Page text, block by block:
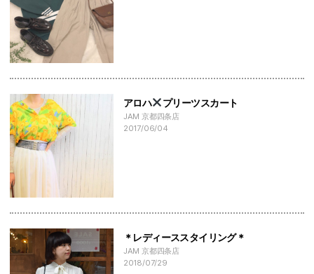
アロハ プリーツスカート
JAM 京都四条店
2017/06/04
＊レディーススタイリング＊
JAM 京都四条店
2018/07/29